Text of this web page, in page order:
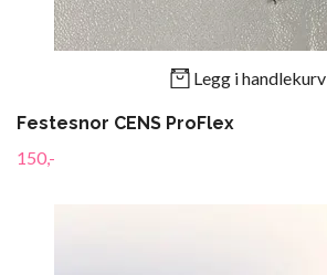
Legg i handlekurv
Festesnor CENS ProFlex
150,-